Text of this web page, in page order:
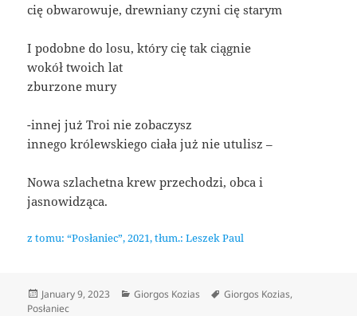
cię obwarowuje, drewniany czyni cię starym
I podobne do losu, który cię tak ciągnie
wokół twoich lat
zburzone mury
-innej już Troi nie zobaczysz
innego królewskiego ciała już nie utulisz –
Nowa szlachetna krew przechodzi, obca i
jasnowidząca.
z tomu: “Posłaniec”, 2021, tłum.: Leszek Paul
Posted
on
January 9, 2023 Categories
Giorgos Kozias Tags
Giorgos Kozias,
Posłaniec